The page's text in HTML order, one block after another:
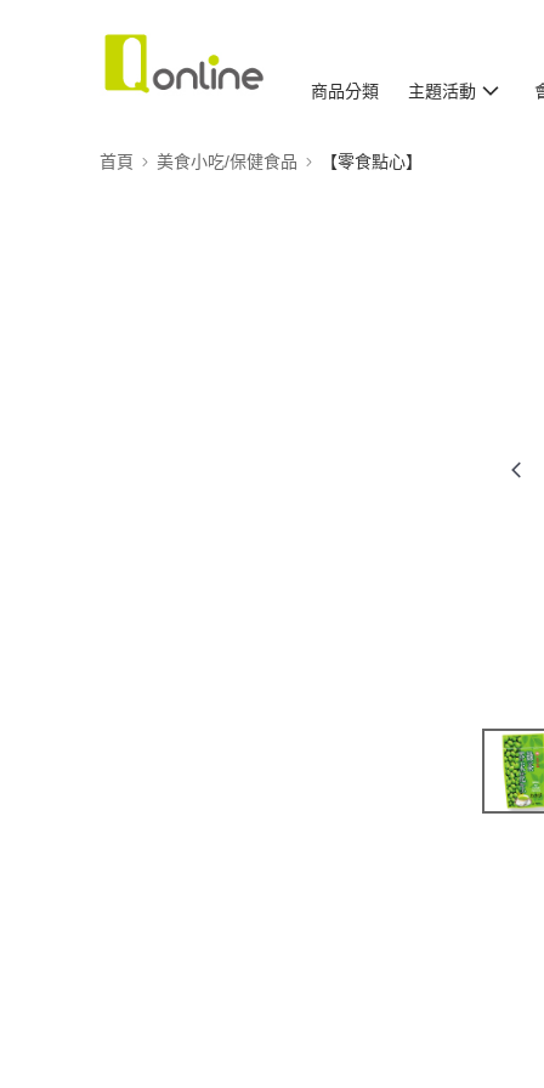
商品分類 主題活動
首頁 美食小吃/保健食品 【零食點心】